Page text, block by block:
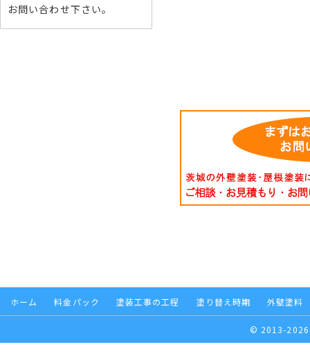
お問い合わせ下さい。
ホーム 料金パック 塗装工事の工程 塗り替え時期 外壁塗料
© 2013-2026